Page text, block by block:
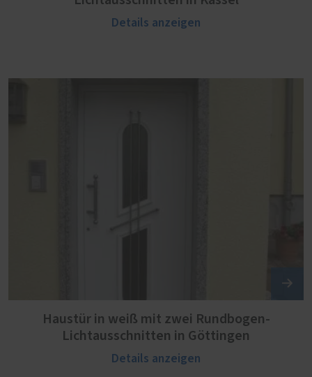
Details anzeigen
Haustür in weiß mit zwei Rundbogen-
Lichtausschnitten in Göttingen
Details anzeigen